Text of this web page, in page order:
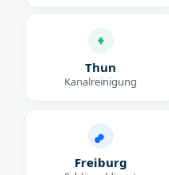
Thun
Kanalreinigung
Freiburg